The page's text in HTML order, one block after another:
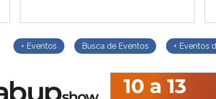
+ Eventos Busca de Eventos + Eventos